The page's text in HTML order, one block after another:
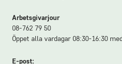
Arbetsgivarjour
08-762 79 50
Öppet alla vardagar 08:30-16:30
E-post: